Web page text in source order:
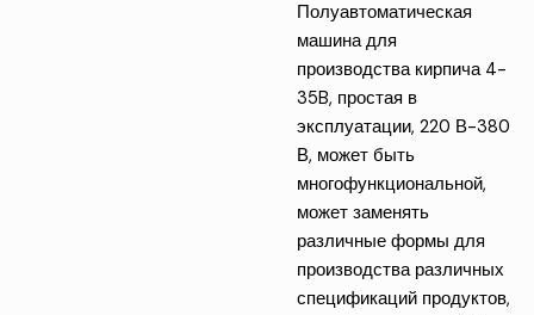
Полуавтоматическая
машина для
производства кирпича 4-
35B, простая в
эксплуатации, 220 В-380
В, может быть
многофункциональной,
может заменять
различные формы для
производства различных
спецификаций продуктов,